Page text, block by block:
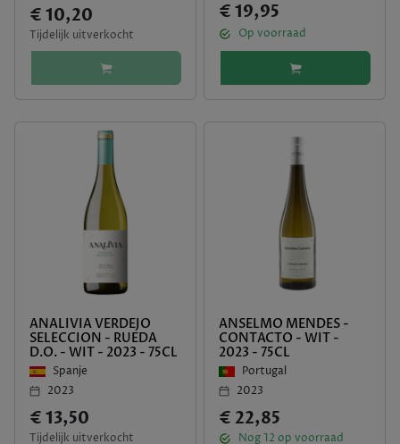
€ 10,20
Tijdelijk uitverkocht
€ 19,95
Op voorraad
ANALIVIA VERDEJO
SELECCION - RUEDA
D.O. - WIT - 2023 - 75CL
Spanje
2023
€ 13,50
Tijdelijk uitverkocht
ANSELMO MENDES -
CONTACTO - WIT -
2023 - 75CL
Portugal
2023
€ 22,85
Nog12 op voorraad